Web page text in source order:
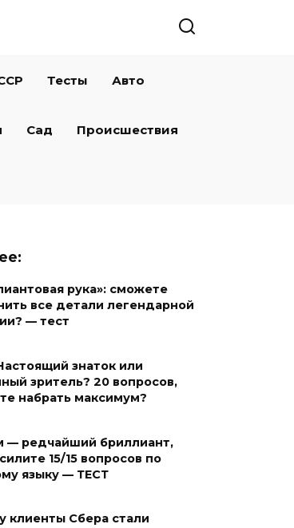
Тесты Авто
Сад Происшествия
рука»: сможете
все детали легендарной
— тест
знаток или
зритель? 20 вопросов,
набрать максимум?
— редчайший бриллиант,
15/15 вопросов по
языку — ТЕСТ
клиенты Сбера стали